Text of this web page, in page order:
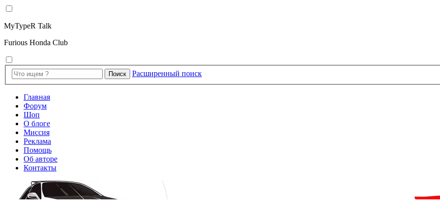
MyTypeR Talk
Furious Honda Club
Поиск Расширенный поиск
Главная
Форум
Шоп
О блоге
Миссия
Реклама
Помощь
Об авторе
Контакты